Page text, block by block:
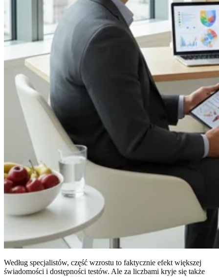
Według specjalistów, część wzrostu to faktycznie efekt większej
świadomości i dostępności testów. Ale za liczbami kryje się także